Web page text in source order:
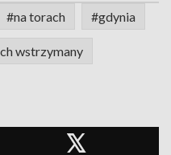
#na torach #gdynia
wstrzymany